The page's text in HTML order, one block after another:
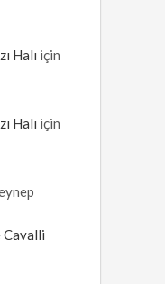
Halı için
Halı için
Cavalli